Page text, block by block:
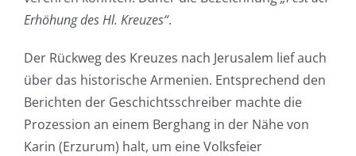
Erhöhung des Hl. Kreuzes“.
Der Rückweg des Kreuzes nach Jerusalem lief auch
über das historische Armenien. Entsprechend den
Berichten der Geschichtsschreiber machte die
Prozession an einem Berghang in der Nähe von
Karin (Erzurum) halt, um eine Volksfeier